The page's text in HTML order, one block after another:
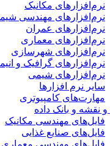
مکانیک
مهندسی شیمی
عمران
معماری
شهرسازی
گرافیک و انیمیشن
شیمی
نرم افزارها
کامپیوتری
و بانک داده
مهندسی مکانیک
صنایع غذایی
مهندسی معماری